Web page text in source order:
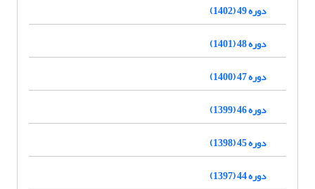
دوره 49 (1402)
دوره 48 (1401)
دوره 47 (1400)
دوره 46 (1399)
دوره 45 (1398)
دوره 44 (1397)